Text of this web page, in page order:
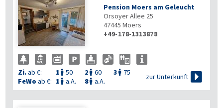
Pension Moers am Geleucht
Orsoyer Allee 25
47445 Moers
+49-178-1313878
Zi.ab €: 1  50 2  60 3  75
FeWo ab €: 1  a.A. 8 a.A.
zur Unterkunft 